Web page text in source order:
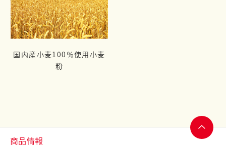
国内産小麦100％使用小麦
粉
商品情報